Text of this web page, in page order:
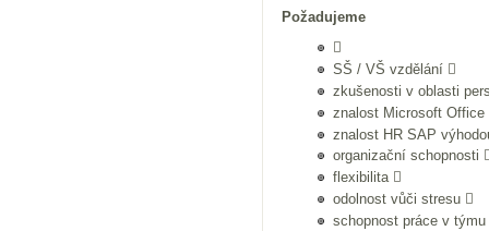
Požadujeme

SŠ / VŠ vzdělání 
zkušenosti v oblasti
znalost Microsoft
znalost HR SAP
organizační schopnosti
flexibilita 
odolnost vůči stresu 
schopnost práce v týmu